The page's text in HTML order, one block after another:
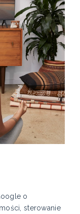
o
sterowanie